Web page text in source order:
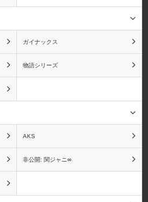
狼と香辛料
おジャ魔女どれみ
ガイナックス
物語シリーズ
AKS
非公開: 関ジャニ∞